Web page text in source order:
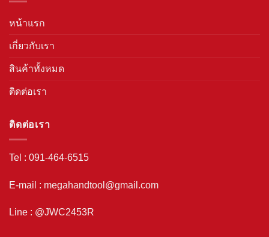
หน้าแรก
เกี่ยวกับเรา
สินค้าทั้งหมด
ติดต่อเรา
ติดต่อเรา
Tel : 091-464-6515
E-mail : megahandtool@gmail.com
Line : @JWC2453R